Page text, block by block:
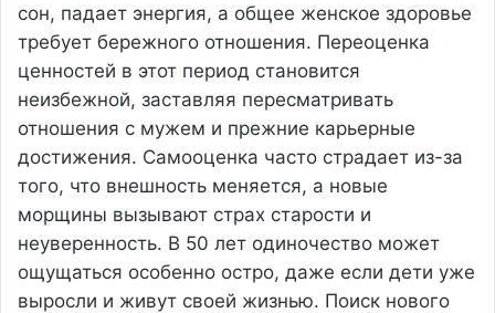
сон, падает энергия, а общее женское здоровье
требует бережного отношения. Переоценка
ценностей в этот период становится
неизбежной, заставляя пересматривать
отношения с мужем и прежние карьерные
достижения. Самооценка часто страдает из-за
того, что внешность меняется, а новые
морщины вызывают страх старости и
неуверенность. В 50 лет одиночество может
ощущаться особенно остро, даже если дети уже
выросли и живут своей жизнью. Поиск нового